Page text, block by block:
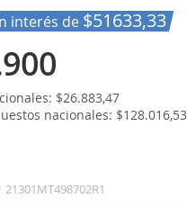
interés de $51633,33
$26.883,47
nacionales: $128.016,53
21301MT498702R1